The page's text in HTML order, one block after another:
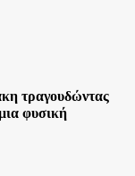
τραγουδώντας
φυσική